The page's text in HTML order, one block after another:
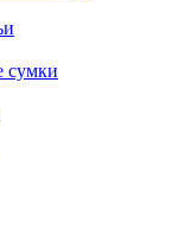
сумки